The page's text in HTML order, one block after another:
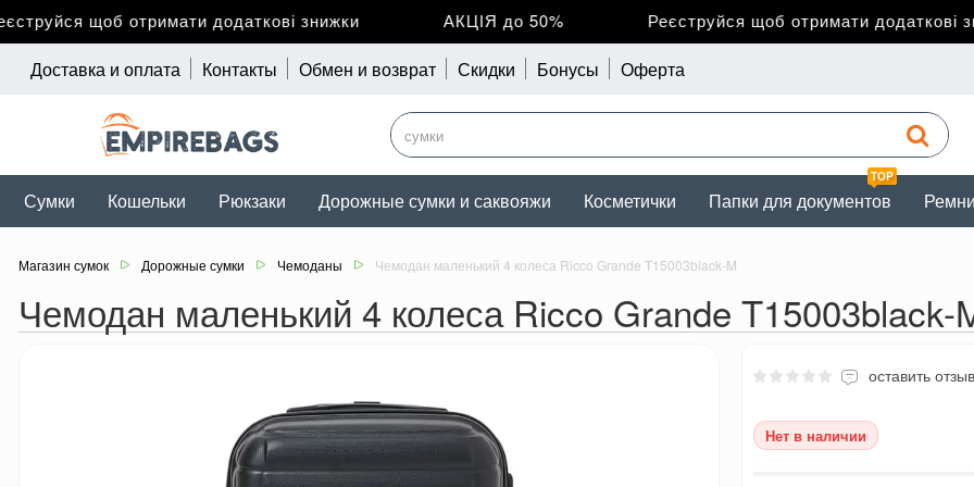
щоб отримати додаткові знижки АКЦІЯ до 50% Реєструйся щоб отримати додаткові
Доставка и оплата Контакты Обмен и возврат Скидки Бонусы Оферта
Сумки Кошельки Рюкзаки Дорожные сумки и саквояжи Косметички
TOP
Папки для документов Ремни
Магазин сумок Дорожные сумки Чемоданы Чемодан маленький 4 колеса Ricco Grande T15003black-M
Чемодан маленький 4 колеса Ricco Grande T15003black-
оставить отзыв
Нет в наличии